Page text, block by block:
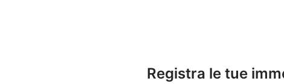
Registra le tue